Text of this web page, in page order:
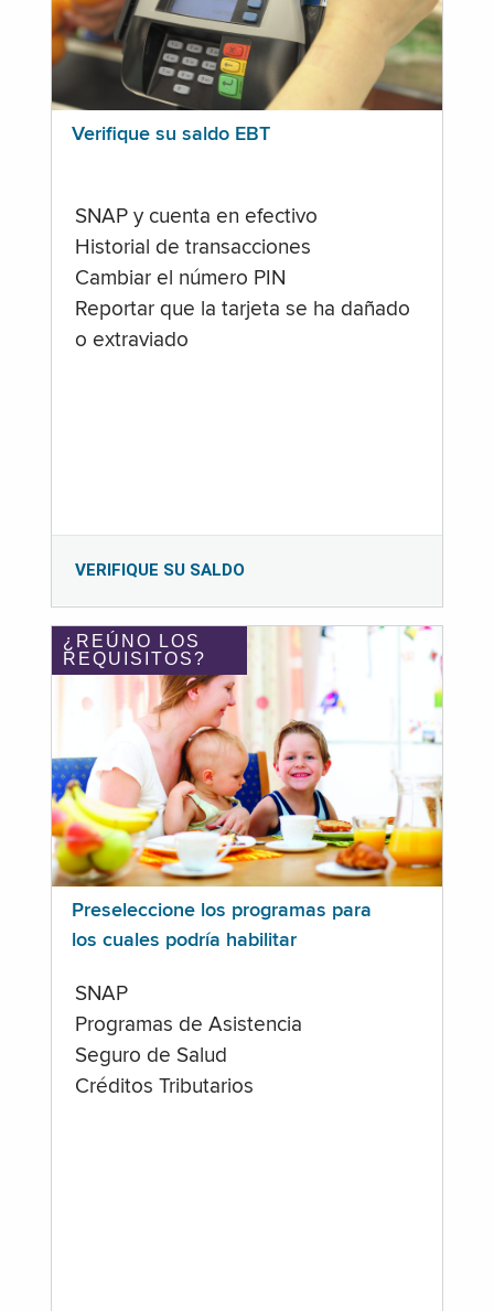
Verifique su saldo EBT
SNAP y cuenta en efectivo
Historial de transacciones
Cambiar el número PIN
Reportar que la tarjeta se ha dañado
o extraviado
VERIFIQUE SU SALDO
¿REÚNO LOS
REQUISITOS?
Preseleccione los programas para
los cuales podría habilitar
SNAP
Programas de Asistencia
Seguro de Salud
Créditos Tributarios